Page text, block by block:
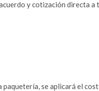
y cotización directa
se aplicará el